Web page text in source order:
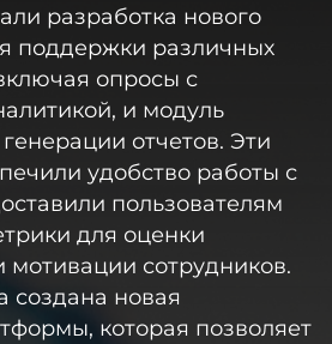
разработка нового
поддержки различных
опросы с
и модуль
отчетов. Эти
удобство работы с
пользователям
для оценки
мотивации сотрудников.
создана новая
которая позволяет